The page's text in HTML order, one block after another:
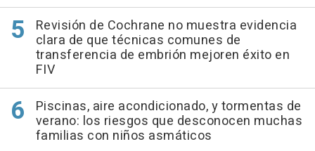
Revisión de Cochrane no muestra evidencia
clara de que técnicas comunes de
transferencia de embrión mejoren éxito en
FIV
Piscinas, aire acondicionado, y tormentas de
verano: los riesgos que desconocen muchas
familias con niños asmáticos